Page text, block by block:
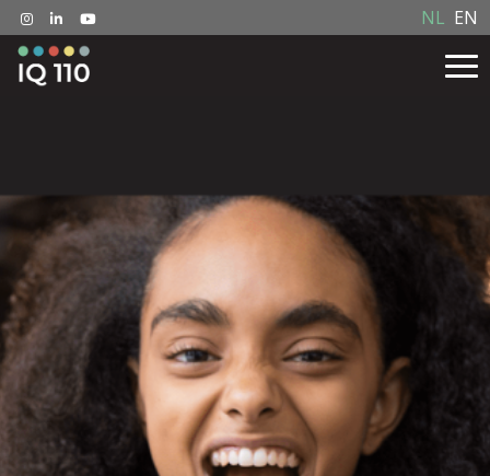
NL EN
IQ 110 met tieners
Koop buiten Nederland
Onderzoek
Workshop boeken